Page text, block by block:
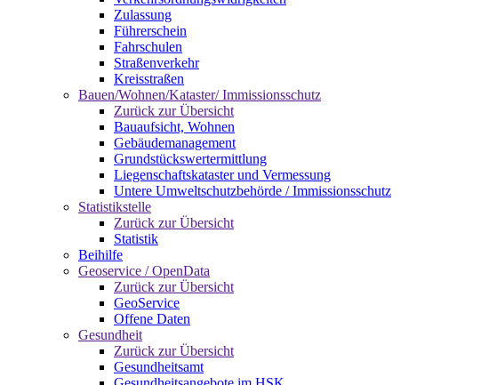
Zulassung
Führerschein
Fahrschulen
Straßenverkehr
Kreisstraßen
Bauen/Wohnen/Kataster/ Immissionsschutz
Zurück zur Übersicht
Bauaufsicht, Wohnen
Gebäudemanagement
Grundstückswertermittlung
Liegenschaftskataster und Vermessung
Untere Umweltschutzbehörde / Immissionsschutz
Statistikstelle
Zurück zur Übersicht
Statistik
Beihilfe
Geoservice / OpenData
Zurück zur Übersicht
GeoService
Offene Daten
Gesundheit
Zurück zur Übersicht
Gesundheitsamt